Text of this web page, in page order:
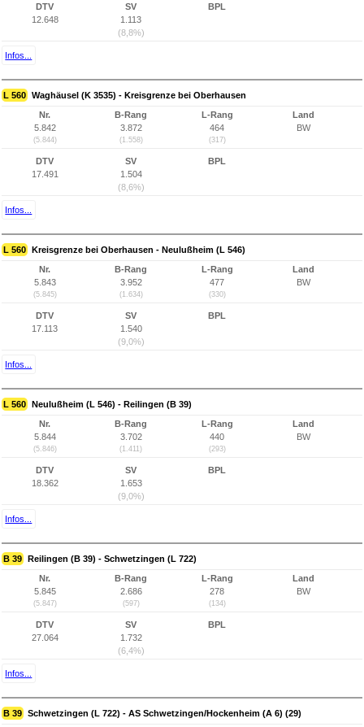
DTV
12.648
SV
1.113
(8,8%)
BPL
Infos...
L 560 Waghäusel (K 3535) - Kreisgrenze bei Oberhausen
Nr.
5.842
(5.844)
B-Rang
3.872
(1.558)
L-Rang
464
(317)
Land
BW
DTV
17.491
SV
1.504
(8,6%)
BPL
Infos...
L 560 Kreisgrenze bei Oberhausen - Neulußheim (L 546)
Nr.
5.843
(5.845)
B-Rang
3.952
(1.634)
L-Rang
477
(330)
Land
BW
DTV
17.113
SV
1.540
(9,0%)
BPL
Infos...
L 560 Neulußheim (L 546) - Reilingen (B 39)
Nr.
5.844
(5.846)
B-Rang
3.702
(1.411)
L-Rang
440
(293)
Land
BW
DTV
18.362
SV
1.653
(9,0%)
BPL
Infos...
B 39 Reilingen (B 39) - Schwetzingen (L 722)
Nr.
5.845
(5.847)
B-Rang
2.686
(597)
L-Rang
278
(134)
Land
BW
DTV
27.064
SV
1.732
(6,4%)
BPL
Infos...
B 39 Schwetzingen (L 722) - AS Schwetzingen/Hockenheim (A 6) (29)